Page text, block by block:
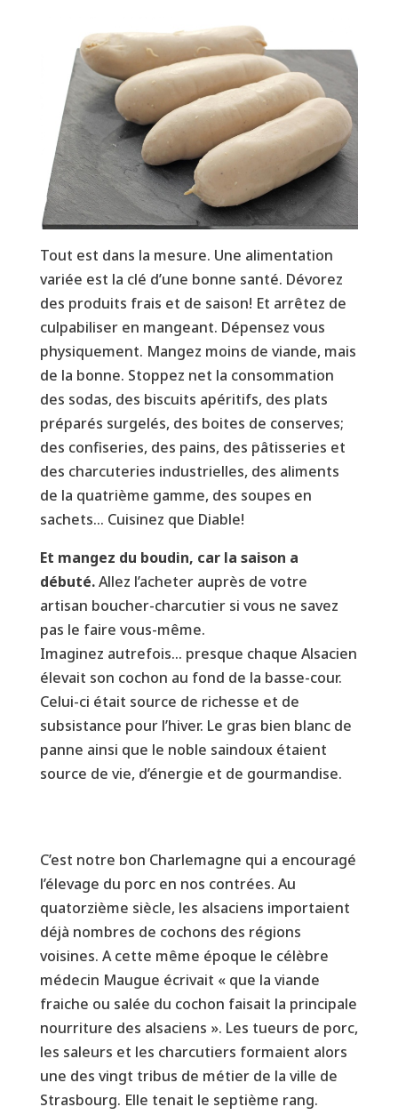
Tout est dans la mesure. Une alimentation
variée est la clé d’une bonne santé. Dévorez
des produits frais et de saison! Et arrêtez de
culpabiliser en mangeant. Dépensez vous
physiquement. Mangez moins de viande, mais
de la bonne. Stoppez net la consommation
des sodas, des biscuits apéritifs, des plats
préparés surgelés, des boites de conserves;
des confiseries, des pains, des pâtisseries et
des charcuteries industrielles, des aliments
de la quatrième gamme, des soupes en
sachets… Cuisinez que Diable!
Et mangez du boudin, car la saison a
débuté.Allez l’acheter auprès de votre
artisan boucher-charcutier si vous ne savez
pas le faire vous-même.
Imaginez autrefois… presque chaque Alsacien
élevait son cochon au fond de la basse-cour.
Celui-ci était source de richesse et de
subsistance pour l’hiver. Le gras bien blanc de
panne ainsi que le noble saindoux étaient
source de vie, d’énergie et de gourmandise.
C’est notre bon Charlemagne qui a encouragé
l’élevage du porc en nos contrées. Au
quatorzième siècle, les alsaciens importaient
déjà nombres de cochons des régions
voisines. A cette même époque le célèbre
médecin Maugue écrivait « que la viande
fraiche ou salée du cochon faisait la principale
nourriture des alsaciens ». Les tueurs de porc,
les saleurs et les charcutiers formaient alors
une des vingt tribus de métier de la ville de
Strasbourg. Elle tenait le septième rang.